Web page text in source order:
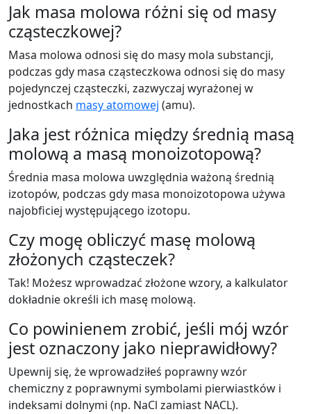
Jak masa molowa różni się od masy
cząsteczkowej?
Masa molowa odnosi się do masy mola substancji,
podczas gdy masa cząsteczkowa odnosi się do masy
pojedynczej cząsteczki, zazwyczaj wyrażonej w
jednostkach masy atomowej (amu).
Jaka jest różnica między średnią masą
molową a masą monoizotopową?
Średnia masa molowa uwzględnia ważoną średnią
izotopów, podczas gdy masa monoizotopowa używa
najobficiej występującego izotopu.
Czy mogę obliczyć masę molową
złożonych cząsteczek?
Tak! Możesz wprowadzać złożone wzory, a kalkulator
dokładnie określi ich masę molową.
Co powinienem zrobić, jeśli mój wzór
jest oznaczony jako nieprawidłowy?
Upewnij się, że wprowadziłeś poprawny wzór
chemiczny z poprawnymi symbolami pierwiastków i
indeksami dolnymi (np. NaCl zamiast NACL).